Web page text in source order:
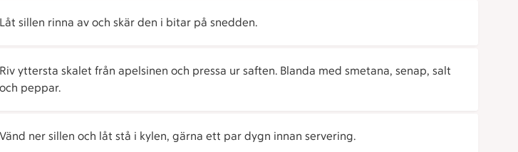
Låt sillen rinna av och skär den i bitar på snedden.
Riv yttersta skalet från apelsinen och pressa ur saften. Blanda med smetana, senap, salt
och peppar.
Vänd ner sillen och låt stå i kylen, gärna ett par dygn innan servering.